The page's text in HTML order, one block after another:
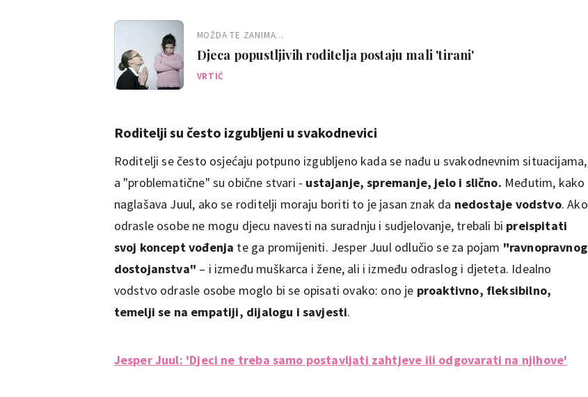
MOŽDA TE ZANIMA...
Djeca popustljivih roditelja postaju mali 'tirani'
VRTIĆ
Roditelji su često izgubljeni u svakodnevici
Roditelji se često osjećaju potpuno izgubljeno kada se nađu u svakodnevnim situacijama,
a "problematične" su obične stvari - ustajanje, spremanje, jelo i slično. Međutim, kako
naglašava Juul, ako se roditelji moraju boriti to je jasan znak da nedostaje vodstvo. Ako
odrasle osobe ne mogu djecu navesti na suradnju i sudjelovanje, trebali bi preispitati
svoj koncept vođenja te ga promijeniti. Jesper Juul odlučio se za pojam "ravnopravnog
dostojanstva" – i između muškarca i žene, ali i između odraslog i djeteta. Idealno
vodstvo odrasle osobe moglo bi se opisati ovako: ono je proaktivno, fleksibilno,
temelji se na empatiji, dijalogu i savjesti.
Jesper Juul: 'Djeci ne treba samo postavljati zahtjeve ili odgovarati na njihove'